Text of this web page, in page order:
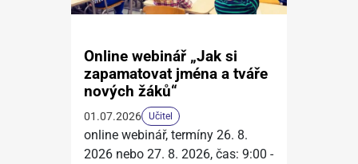
Online webinář „Jak si
zapamatovat jména a tváře
nových žáků“
01.07.2026 Učitel
online webinář, termíny 26. 8.
2026 nebo 27. 8. 2026, čas: 9:00 -